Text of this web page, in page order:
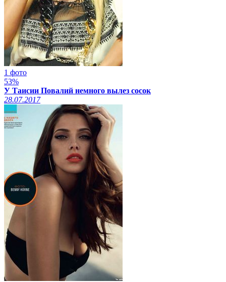
1 фото
53%
У Таисии Повалий немного вылез сосок
28.07.2017